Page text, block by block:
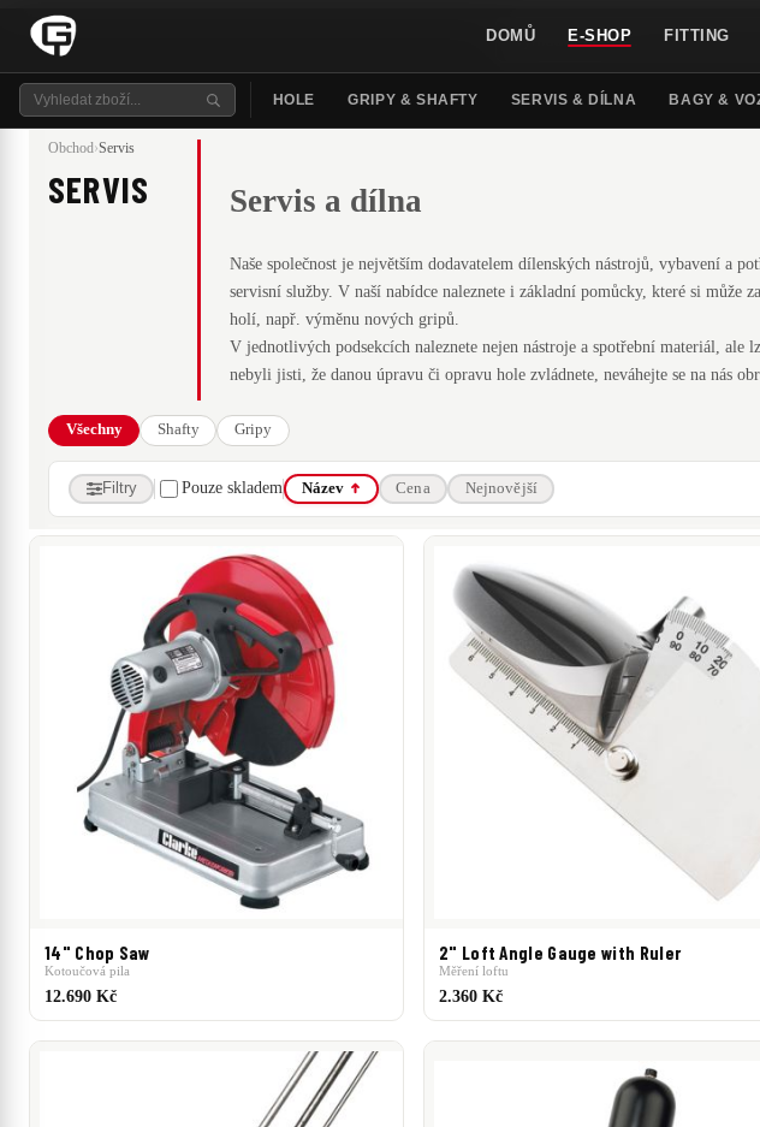
DOMŮ E-SHOP FITTING
HOLE GRIPY & SHAFTY SERVIS & DÍLNA BAGY &
Obchod›Servis
SERVIS Servis a dílna
Naše společnost je největším dodavatelem dílenských nástrojů, vybavení a
servisní služby. V naší nabídce naleznete i základní pomůcky, které si může
holí, např. výměnu nových gripů.
V jednotlivých podsekcích naleznete nejen nástroje a spotřební materiál,
nebyli jisti, že danou úpravu či opravu hole zvládnete, neváhejte se na nás
Všechny Shafty Gripy
Filtry Pouze skladem Název Cena Nejnovější
Accra Aero-Tech Black Widow
Graphite Design
Haines Golf KBS LA Golf Shafts
SuperStroke
TaylorMade Titleist TrueTemper UST Mamyia Winn
81 490 Kč
14" Chop Saw
Kotoučová pila
12.690 Kč
2" Loft Angle Gauge with Ruler
Měření loftu
2.360 Kč